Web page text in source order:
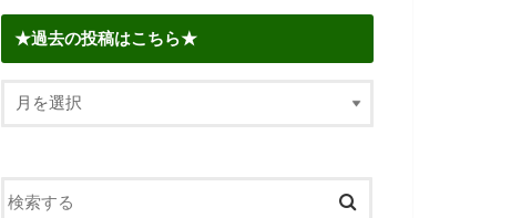
★過去の投稿はこちら★